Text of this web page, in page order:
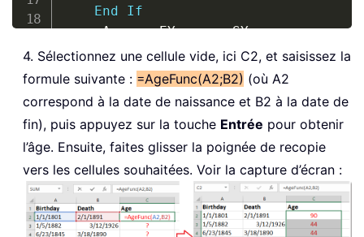
End
If
    xAge
= xEYear - xSYear
If xSMonth > xEMonth Then
        xAge
= xAge - 1
ElseIf
xEMonth
End
If
If xAge < 0
Then
        AgeFunc
= "Invalid Date"
Else
        AgeFunc
= xAge
4. Sélectionnez une cellule vide, ici C2, et saisissez la
formule suivante : =AgeFunc(A2;B2) (où A2
correspond à la date de naissance et B2 à la date de
fin), puis appuyez sur la touche Entrée pour obtenir
l’âge. Ensuite, faites glisser la poignée de recopie
vers les cellules souhaitées. Voir la capture d’écran :